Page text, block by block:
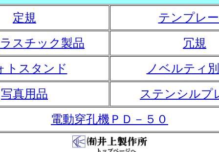
定規
テンプレ
スチック製品
冗規
トスタンド
ノベルティ
写真用品
ステンシルプ
電動穿孔機ＰＤ－５０